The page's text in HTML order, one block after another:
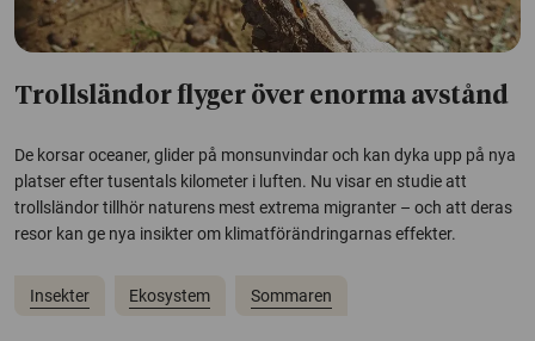
Trollsländor flyger över enorma avstånd
De korsar oceaner, glider på monsunvindar och kan dyka upp på nya
platser efter tusentals kilometer i luften. Nu visar en studie att
trollsländor tillhör naturens mest extrema migranter – och att deras
resor kan ge nya insikter om klimatförändringarnas effekter.
Insekter Ekosystem Sommaren